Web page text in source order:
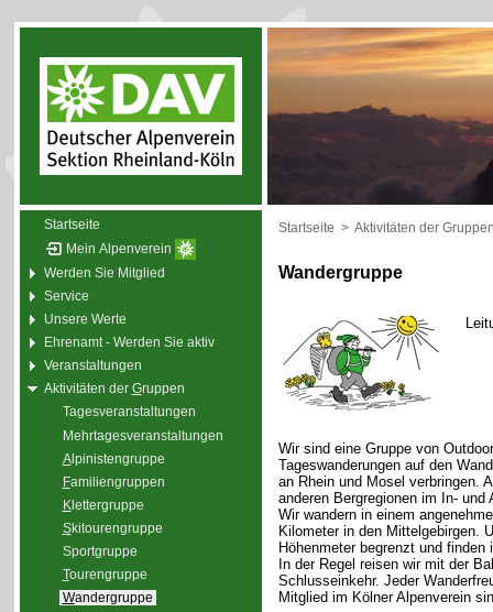
Startseite
Mein Alpenverein
Werden Sie Mitglied
Service
Unsere Werte
Ehrenamt - Werden Sie aktiv
Veranstaltungen
Aktivitäten der Gruppen
Tagesveranstaltungen
Mehrtagesveranstaltungen
Alpinistengruppe
Familiengruppen
Klettergruppe
Skitourengruppe
Sportgruppe
Tourengruppe
Wandergruppe
Startseite > Aktivitäten der
Wandergruppe
Wir sind eine Gruppe von
Tageswanderungen auf den
an Rhein und Mosel verbringen.
anderen Bergregionen im In- und
Wir wandern in einem
Kilometer in den Mittelgebirgen.
Höhenmeter begrenzt und
In der Regel reisen wir mit der
Schlusseinkehr. Jeder
Mitglied im Kölner Alpenverein